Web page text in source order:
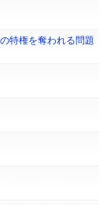
特権を奪われる問題